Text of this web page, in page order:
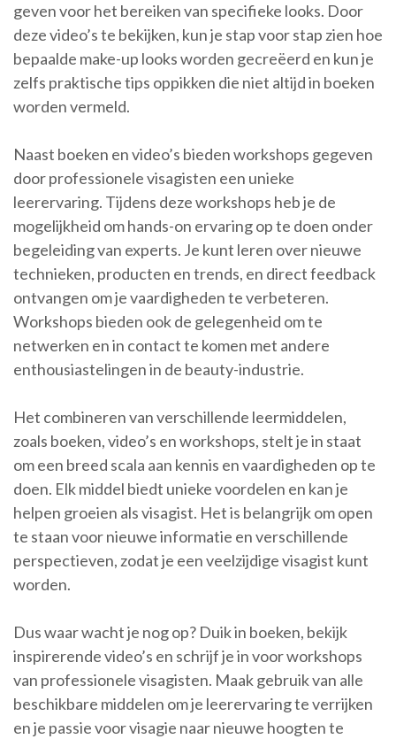
geven voor het bereiken van specifieke looks. Door
deze video’s te bekijken, kun je stap voor stap zien hoe
bepaalde make-up looks worden gecreëerd en kun je
zelfs praktische tips oppikken die niet altijd in boeken
worden vermeld.
Naast boeken en video’s bieden workshops gegeven
door professionele visagisten een unieke
leerervaring. Tijdens deze workshops heb je de
mogelijkheid om hands-on ervaring op te doen onder
begeleiding van experts. Je kunt leren over nieuwe
technieken, producten en trends, en direct feedback
ontvangen om je vaardigheden te verbeteren.
Workshops bieden ook de gelegenheid om te
netwerken en in contact te komen met andere
enthousiastelingen in de beauty-industrie.
Het combineren van verschillende leermiddelen,
zoals boeken, video’s en workshops, stelt je in staat
om een breed scala aan kennis en vaardigheden op te
doen. Elk middel biedt unieke voordelen en kan je
helpen groeien als visagist. Het is belangrijk om open
te staan voor nieuwe informatie en verschillende
perspectieven, zodat je een veelzijdige visagist kunt
worden.
Dus waar wacht je nog op? Duik in boeken, bekijk
inspirerende video’s en schrijf je in voor workshops
van professionele visagisten. Maak gebruik van alle
beschikbare middelen om je leerervaring te verrijken
en je passie voor visagie naar nieuwe hoogten te